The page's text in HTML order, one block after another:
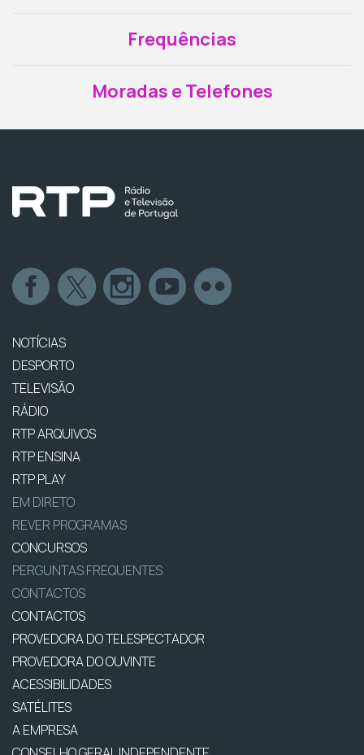
Frequências
Moradas e Telefones
NOTÍCIAS
DESPORTO
TELEVISÃO
RÁDIO
RTP ARQUIVOS
RTP ENSINA
RTP PLAY
EM DIRETO
REVER PROGRAMAS
CONCURSOS
PERGUNTAS FREQUENTES
CONTACTOS
CONTACTOS
PROVEDORA DO TELESPECTADOR
PROVEDORA DO OUVINTE
ACESSIBILIDADES
SATÉLITES
A EMPRESA